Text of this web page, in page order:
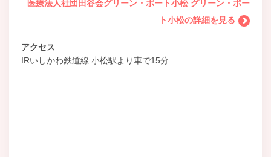
医療法人社団田谷会グリーン・ポート小松 グリーン・ポー
ト小松の詳細を見る
アクセス
IRいしかわ鉄道線 小松駅より車で15分